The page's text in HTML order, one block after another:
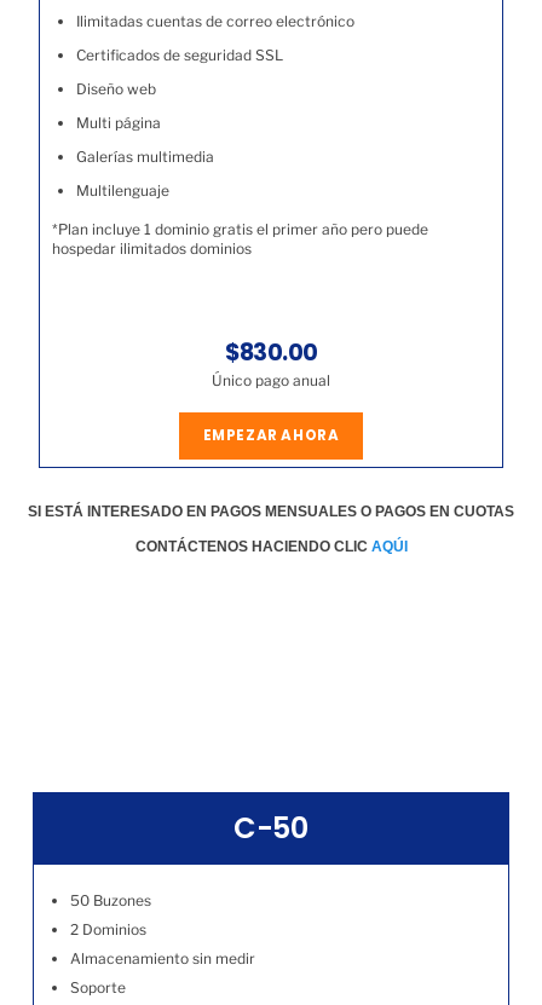
Ilimitadas cuentas de correo electrónico
Certificados de seguridad SSL
Diseño web
Multi página
Galerías multimedia
Multilenguaje
*Plan incluye 1 dominio gratis el primer año pero puede
hospedar ilimitados dominios
$830.00
Único pago anual
EMPEZAR AHORA
SI ESTÁ INTERESADO EN PAGOS MENSUALES O PAGOS EN CUOTAS
CONTÁCTENOS HACIENDO CLIC AQÚI
C-50
50 Buzones
2 Dominios
Almacenamiento sin medir
Soporte